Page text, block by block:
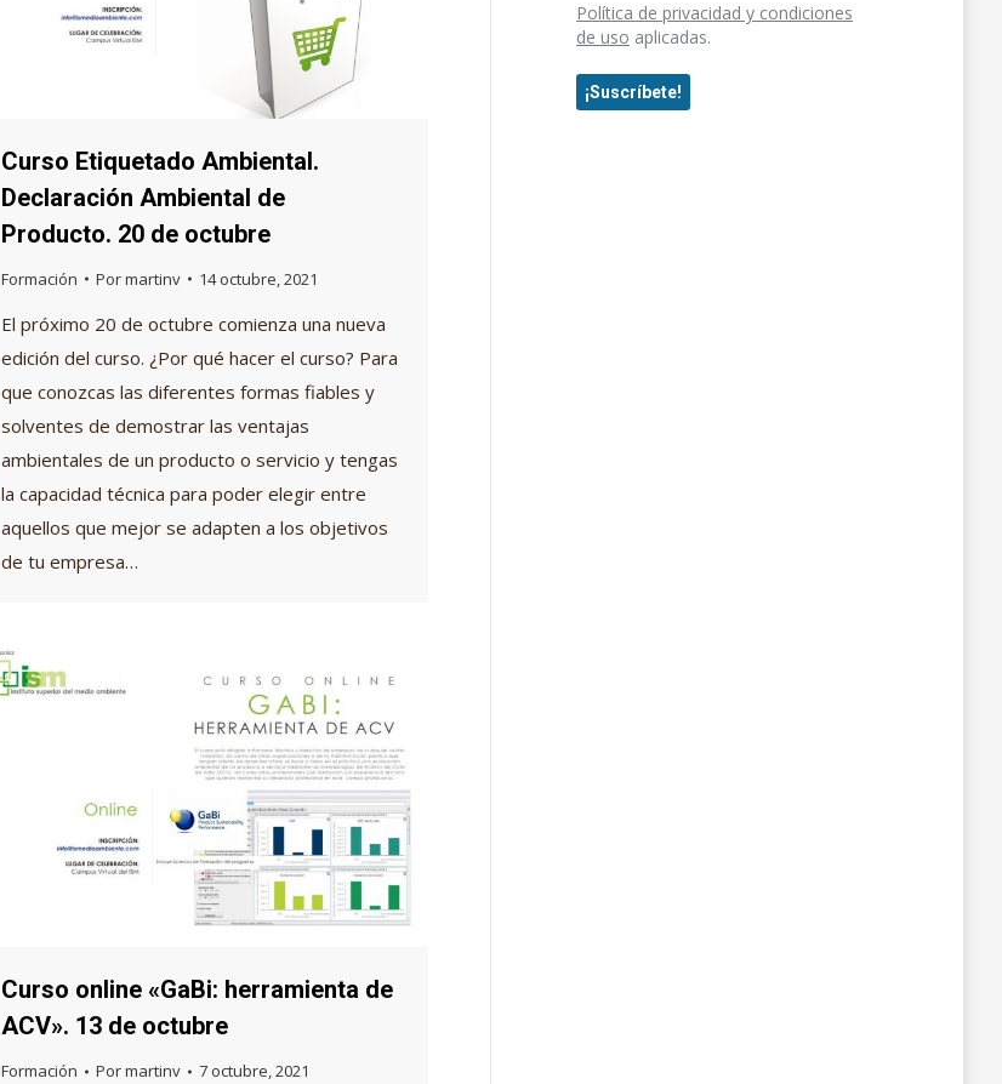
Curso Etiquetado Ambiental.
Declaración Ambiental de
Producto. 20 de octubre
Formación Pormartinv 14 octubre, 2021
El próximo 20 de octubre comienza una nueva
edición del curso. ¿Por qué hacer el curso? Para
que conozcas las diferentes formas fiables y
solventes de demostrar las ventajas
ambientales de un producto o servicio y tengas
la capacidad técnica para poder elegir entre
aquellos que mejor se adapten a los objetivos
de tu empresa…
Curso online «GaBi: herramienta de
ACV». 13 de octubre
Formación Pormartinv 7 octubre, 2021
Política de privacidad y condiciones
de uso aplicadas.